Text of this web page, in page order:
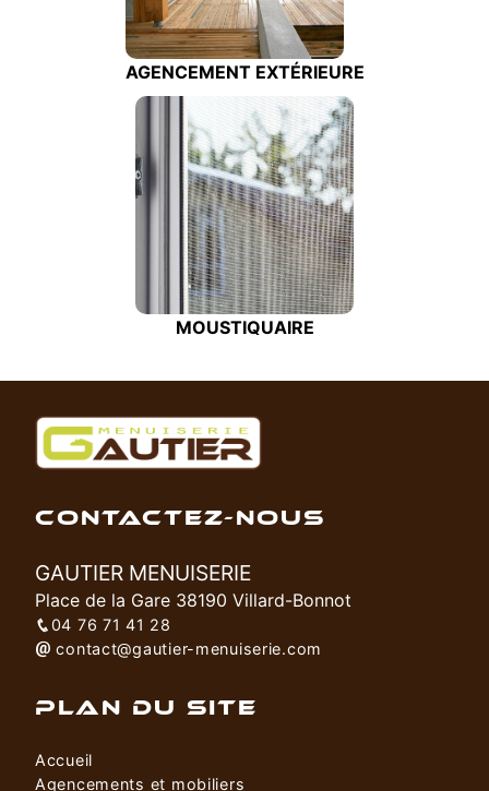
AGENCEMENT EXTÉRIEURE
MOUSTIQUAIRE
CONTACTEZ-NOUS
GAUTIER MENUISERIE
Place de la Gare 38190 Villard-Bonnot
04 76 71 41 28
contact@gautier-menuiserie.com
PLAN DU SITE
Accueil
Agencements et mobiliers